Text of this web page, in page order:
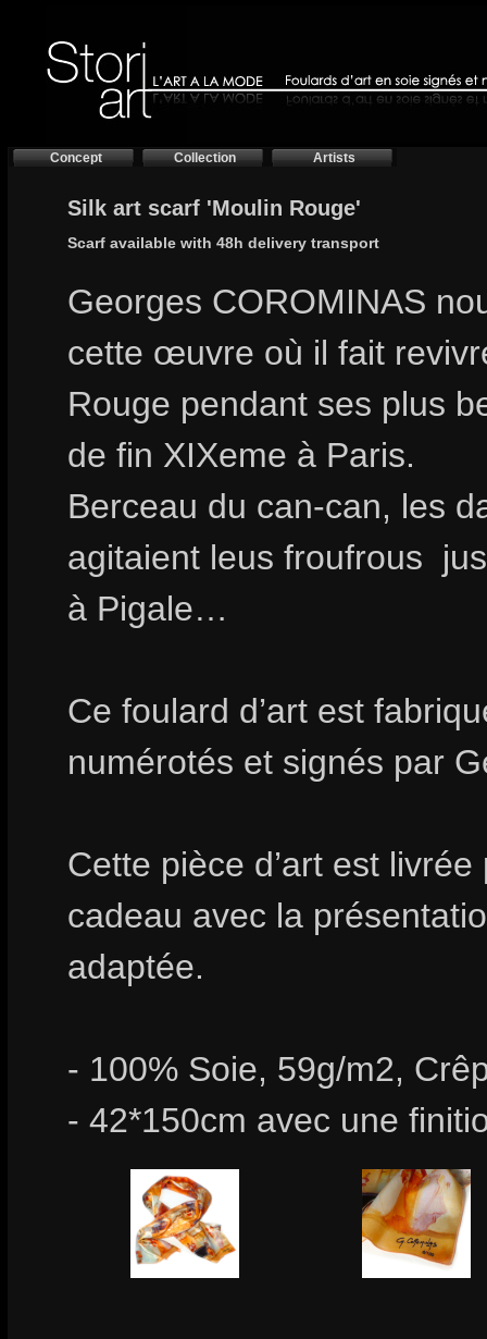
Concept Collection Artists
Silk art scarf 'Moulin Rouge'
Scarf available with 48h delivery transport
Georges COROMINAS
cette œuvre où il fait
Rouge pendant ses plus
de fin XIXeme à Paris.
Berceau du can-can, les
agitaient leus froufrous
à Pigale…
Ce foulard d’art est
numérotés et signés par
Cette pièce d’art est
cadeau avec la
adaptée.
- 100% Soie, 59g/m2,
- 42*150cm avec une